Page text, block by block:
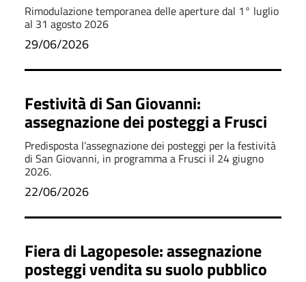
Rimodulazione temporanea delle aperture dal 1° luglio
al 31 agosto 2026
29/06/2026
Festività di San Giovanni:
assegnazione dei posteggi a Frusci
Predisposta l’assegnazione dei posteggi per la festività
di San Giovanni, in programma a Frusci il 24 giugno
2026.
22/06/2026
Fiera di Lagopesole: assegnazione
posteggi vendita su suolo pubblico